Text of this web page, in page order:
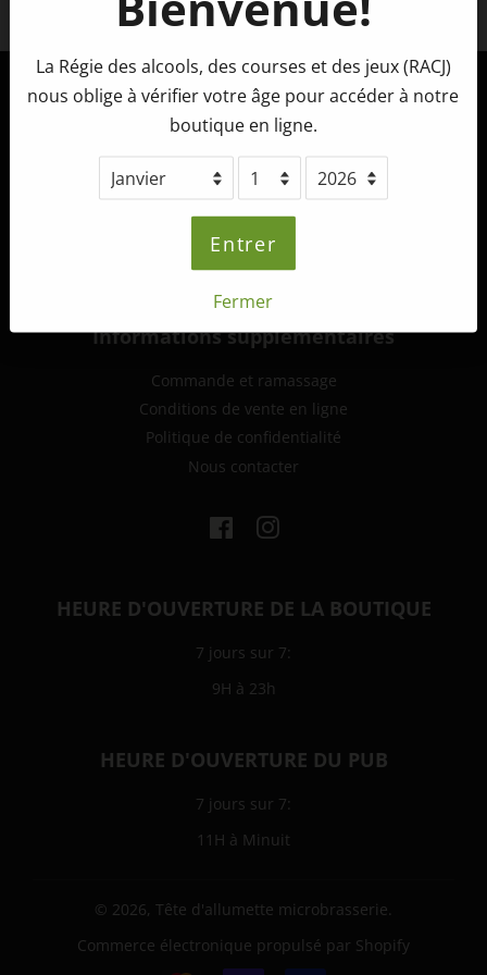
Facebook
Tête d'Allumette Microbrasserie
265, route 132 ouest,
St-André-de-Kamouraska (Québec)
Informations supplémentaires
Commande et ramassage
Conditions de vente en ligne
Politique de confidentialité
Nous contacter
Facebook
HEURE D'OUVERTURE DE LA BOUTIQUE
7 jours sur 7:
9H à 23h
HEURE D'OUVERTURE DU PUB
7 jours sur 7:
11H à Minuit
© 2026, Tête d'allumette microbrasserie.
Commerce électronique propulsé par Shopify
La Régie des alcools, des courses et des jeux (RACJ)
nous oblige à vérifier votre âge pour accéder à notre
boutique en ligne.
Entrer
Fermer